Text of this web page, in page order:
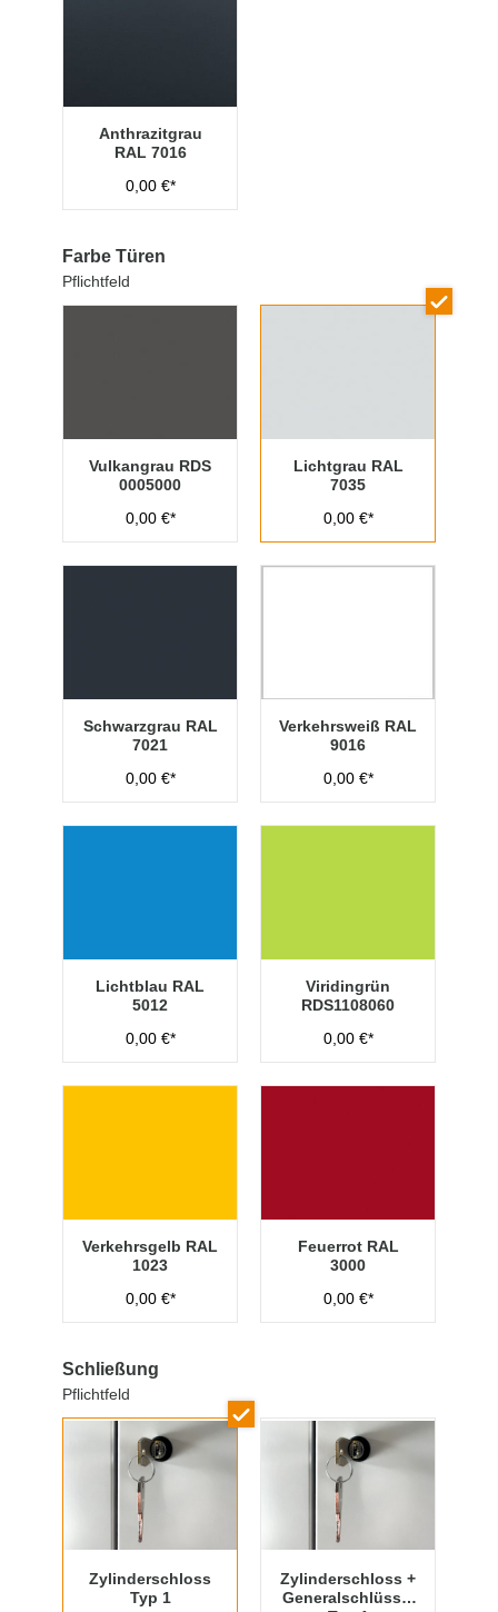
Anthrazitgrau
RAL 7016
0,00 €*
Farbe Türen
Pflichtfeld
Vulkangrau RDS
0005000
0,00 €*
Lichtgrau RAL
7035
0,00 €*
Schwarzgrau RAL
7021
0,00 €*
Verkehrsweiß RAL
9016
0,00 €*
Lichtblau RAL
5012
0,00 €*
Viridingrün
RDS1108060
0,00 €*
Verkehrsgelb RAL
1023
0,00 €*
Feuerrot RAL
3000
0,00 €*
Schließung
Pflichtfeld
Zylinderschloss
Typ 1
Zylinderschloss +
Generalschlüssel